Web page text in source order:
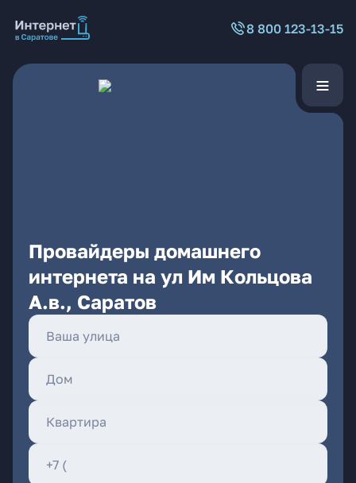
8 800 123-13-15
Провайдеры домашнего
интернета на ул Им Кольцова
А.в., Саратов